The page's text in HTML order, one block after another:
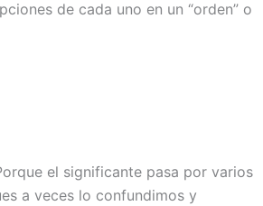
de cada uno en un “orden” o
el significante pasa por varios
a veces lo confundimos y